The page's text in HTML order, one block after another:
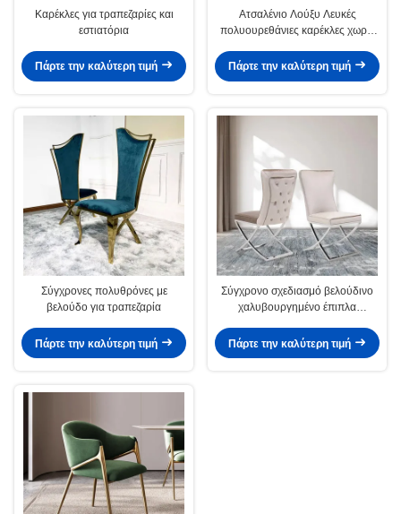
Καρέκλες για τραπεζαρίες και
εστιατόρια
Πάρτε την καλύτερη τιμή
Ατσαλένιο Λούξυ Λευκές
πολυουρεθάνιες καρέκλες χωρίς
Πάρτε την καλύτερη τιμή
Σύγχρονες πολυθρόνες με
βελούδο για τραπεζαρία
Πάρτε την καλύτερη τιμή
Σύγχρονο σχεδιασμό βελούδινο
χαλυβουργημένο έπιπλα
Πάρτε την καλύτερη τιμή